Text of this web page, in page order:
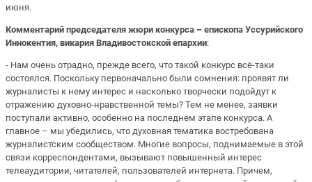
июня.
Комментарий председателя жюри конкурса – епископа Уссурийского
Иннокентия, викария Владивостокской епархии:
- Нам очень отрадно, прежде всего, что такой конкурс всё-таки
состоялся. Поскольку первоначально были сомнения: проявят ли
журналисты к нему интерес и насколько творчески подойдут к
отражению духовно-нравственной темы? Тем не менее, заявки
поступали активно, особенно на последнем этапе конкурса. А
главное – мы убедились, что духовная тематика востребована
журналистским сообществом. Многие вопросы, поднимаемые в этой
связи корреспондентами, вызывают повышенный интерес
телеаудитории, читателей, пользователей интернета. Причем,